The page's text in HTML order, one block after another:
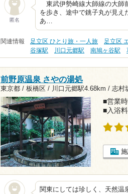
匿名
東武伊勢崎線大師線の大師
を歩き、途中で銚子丸が見え
あ…
関連情報 足立区 ひとり旅・一人旅 足立区
谷塚駅
川口元郷駅 南鳩ヶ谷駅
前野原温泉 さやの湯処
東京都 / 板橋区 / 川口元郷駅4.68km / 志村
■営業
■入浴
関東にしては珍しく、天然温